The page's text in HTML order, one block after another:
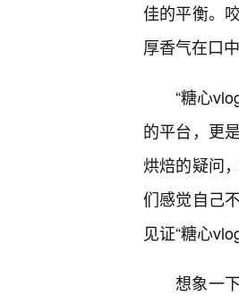
佳的平衡。
厚香气在口
“糖心
的平台，更
烘焙的疑问
们感觉自己
见证“糖心
想象一